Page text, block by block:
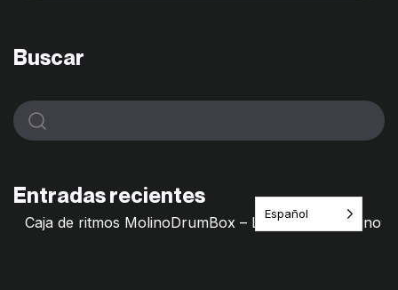
Buscar
Entradas recientes
Caja de ritmos MolinoDrumBox – Laboratorio Molino
Español